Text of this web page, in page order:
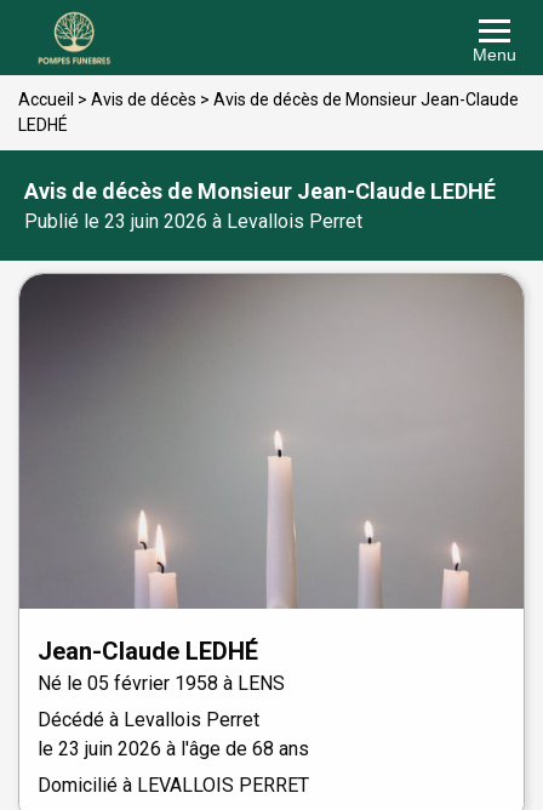
Menu
Accueil > Avis de décès > Avis de décès de Monsieur Jean-Claude
LEDHÉ
Avis de décès de Monsieur Jean-Claude LEDHÉ
Publié le 23 juin 2026 à Levallois Perret
Jean-Claude LEDHÉ
Né le 05 février 1958 à LENS
Décédé à Levallois Perret
le 23 juin 2026 à l'âge de 68 ans
Domicilié à LEVALLOIS PERRET